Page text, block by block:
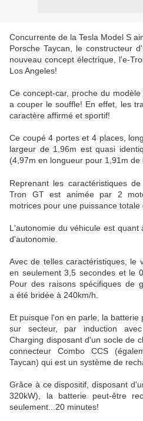
Concurrente de la Tesla Model S
Porsche Taycan, le constructeur
nouveau concept électrique, l'e-
Los Angeles!
Ce concept-car, proche du
a couper le souffle! En effet, les
caractère affirmé et sportif!
Ce coupé 4 portes et 4 places,
largeur de 1,96m est quasi
(4,97m en longueur pour 1,91m de
Reprenant les caractéristiques
Tron GT est animée par 2
motrices pour une puissance totale
L'autonomie du véhicule est
d'autonomie.
Avec de telles caractéristiques, le
en seulement 3,5 secondes et le
Pour des raisons spécifiques de
a été bridée à 240km/h.
Et puisque l'on en parle, la
sur secteur, par induction
Charging disposant d'un socle de
connecteur Combo CCS
Taycan) qui est un système de
Grâce à ce dispositif, disposant
320kW), la batterie peut-être
seulement...20 minutes!